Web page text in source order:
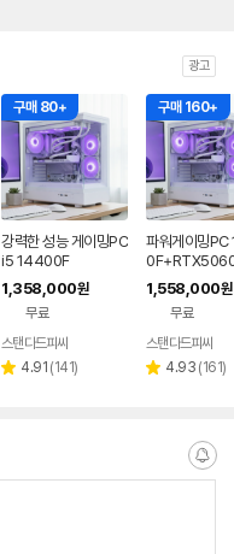
광고
구매 80+
강력한 성능 게이밍PC
i5 14400F
1,358,000원
무료
페이
스탠다드피씨
별 4.91 리
(141)
구매 160+
파워게이밍
1,558,000원
무료
스탠다드피씨
별 4.93 리
(161)
알